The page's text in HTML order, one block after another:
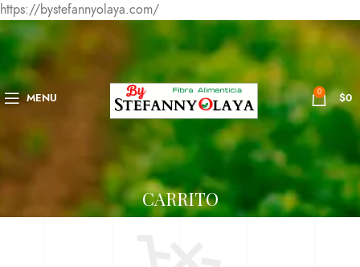
https://bystefannyolaya.com/
MENU 0 $0
CARRITO